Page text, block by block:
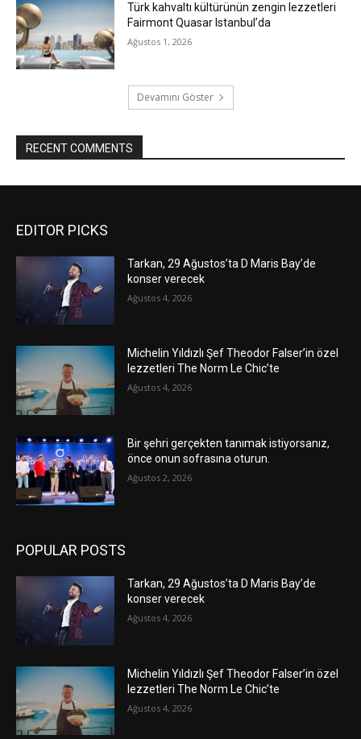
Türk kahvaltı kültürünün zengin lezzetleri
Fairmont Quasar Istanbul’da
Ağustos 1, 2026
Devamını Göster
RECENT COMMENTS
EDITOR PICKS
Tarkan, 29 Ağustos’ta D Maris Bay’de
konser verecek
Ağustos 4, 2026
Michelin Yıldızlı Şef Theodor Falser’in özel
lezzetleri The Norm Le Chic’te
Ağustos 4, 2026
Bir şehri gerçekten tanımak istiyorsanız,
önce onun sofrasına oturun.
Ağustos 2, 2026
POPULAR POSTS
Tarkan, 29 Ağustos’ta D Maris Bay’de
konser verecek
Ağustos 4, 2026
Michelin Yıldızlı Şef Theodor Falser’in özel
lezzetleri The Norm Le Chic’te
Ağustos 4, 2026